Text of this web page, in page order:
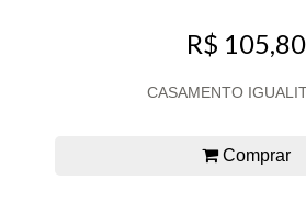
R$ 105,80
CASAMENTO
Comprar